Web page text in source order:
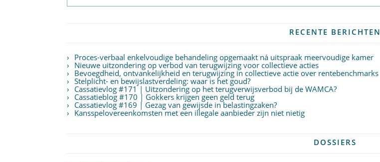
RECENTE BERICHTEN
Proces-verbaal enkelvoudige behandeling opgemaakt ná uitspraak meervoudige kamer
Nieuwe uitzondering op verbod van terugwijzing voor collectieve acties
Bevoegdheid, ontvankelijkheid en terugwijzing in collectieve actie over rentebenchmarks
Stelplicht- en bewijslastverdeling: waar is het goud?
Cassatievlog #171 | Uitzondering op het terugverwijsverbod bij de WAMCA?
Cassatieblog #170 | Gokkers krijgen geen geld terug
Cassatievlog #169 | Gezag van gewijsde in belastingzaken?
Kansspelovereenkomsten met een illegale aanbieder zijn niet nietig
DOSSIERS